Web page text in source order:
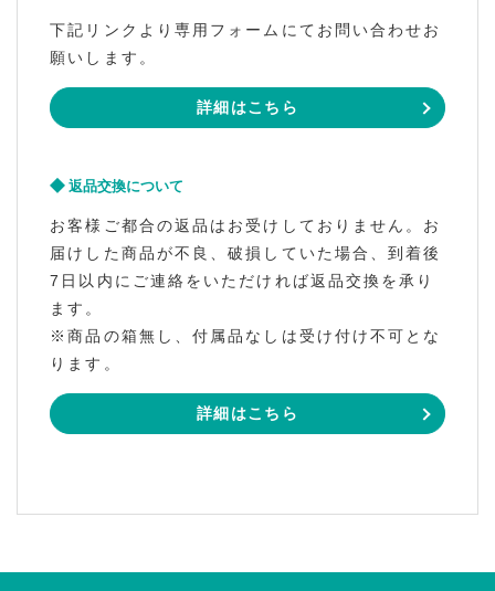
下記リンクより専用フォームにてお問い合わせお
願いします。
詳細はこちら
返品交換について
お客様ご都合の返品はお受けしておりません。お
届けした商品が不良、破損していた場合、到着後
7日以内にご連絡をいただければ返品交換を承り
ます。
※商品の箱無し、付属品なしは受け付け不可とな
ります。
詳細はこちら